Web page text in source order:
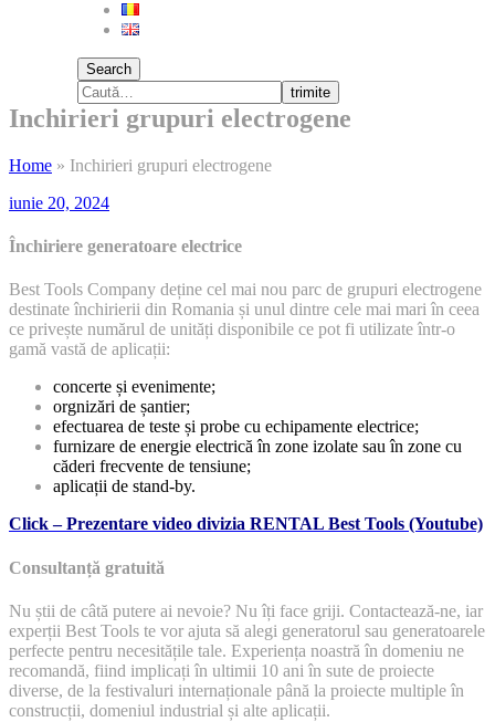
Search
trimite
Inchirieri grupuri electrogene
Home » Inchirieri grupuri electrogene
iunie 20, 2024
Închiriere generatoare electrice
Best Tools Company deține cel mai nou parc de grupuri electrogene
destinate închirierii din Romania și unul dintre cele mai mari în ceea
ce privește numărul de unități disponibile ce pot fi utilizate într-o
gamă vastă de aplicații:
concerte și evenimente;
orgnizări de șantier;
efectuarea de teste și probe cu echipamente electrice;
furnizare de energie electrică în zone izolate sau în zone cu
căderi frecvente de tensiune;
aplicații de stand-by.
Click – Prezentare video divizia RENTAL Best Tools (Youtube)
Consultanță gratuită
Nu știi de câtă putere ai nevoie? Nu îți face griji. Contactează-ne, iar
experții Best Tools te vor ajuta să alegi generatorul sau generatoarele
perfecte pentru necesitățile tale. Experiența noastră în domeniu ne
recomandă, fiind implicați în ultimii 10 ani în sute de proiecte
diverse, de la festivaluri internaționale până la proiecte multiple în
construcții, domeniul industrial și alte aplicații.